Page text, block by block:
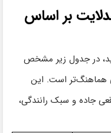
بر اساس
در جدول زیر مشخص
هماهنگ‌تر است. این
جاده و سبک رانندگی،